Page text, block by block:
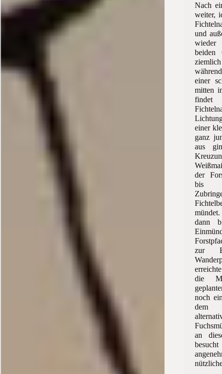
Nach
weiter,
und
wieder
beiden
einer
mitten
einer
ganz
aus
der
bis
dann
zur
die
noch
dem
an